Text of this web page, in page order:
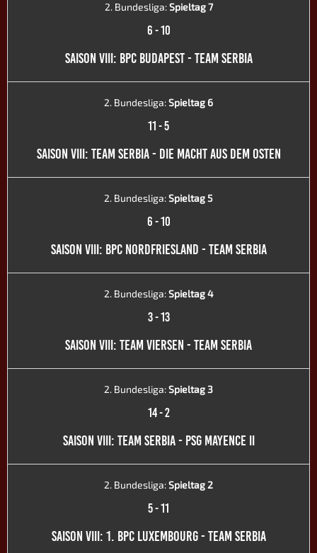
2. Bundesliga:Spieltag 7
6-10
SAISON VIII: BPC BUDAPEST - TEAM SERBIA
2. Bundesliga:Spieltag 6
11-5
SAISON VIII: TEAM SERBIA - DIE MACHT AUS DEM OSTEN
2. Bundesliga:Spieltag 5
6-10
SAISON VIII: BPC NORDFRIESLAND - TEAM SERBIA
2. Bundesliga:Spieltag 4
3-13
SAISON VIII: TEAM VIERSEN - TEAM SERBIA
2. Bundesliga:Spieltag 3
14-2
SAISON VIII: TEAM SERBIA - PSG MAYENCE II
2. Bundesliga:Spieltag 2
5-11
SAISON VIII: 1. BPC LUXEMBOURG - TEAM SERBIA